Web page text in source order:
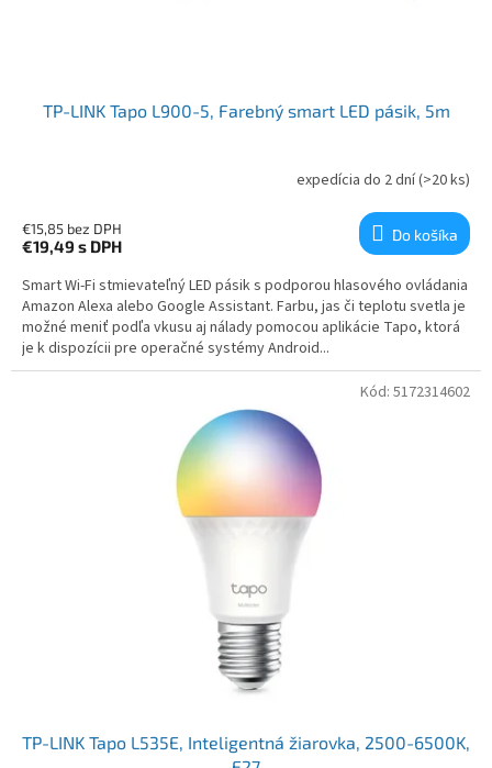
TP-LINK Tapo L900-5, Farebný smart LED pásik, 5m
expedícia do 2 dní(>20 ks)
€15,85 bez DPH
€19,49 s DPH
Do košíka
Smart Wi-Fi stmievateľný LED pásik s podporou hlasového ovládania
Amazon Alexa alebo Google Assistant. Farbu, jas či teplotu svetla je
možné meniť podľa vkusu aj nálady pomocou aplikácie Tapo, ktorá
je k dispozícii pre operačné systémy Android...
TP-LINK Tapo L535E, Inteligentná žiarovka, 2500-6500K,
Kód: 5172314602